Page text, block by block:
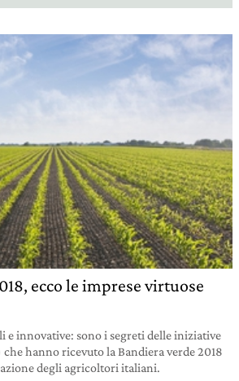
ecco le imprese virtuose
e innovative: sono i segreti delle iniziative
hanno ricevuto la Bandiera verde 2018
degli agricoltori italiani.